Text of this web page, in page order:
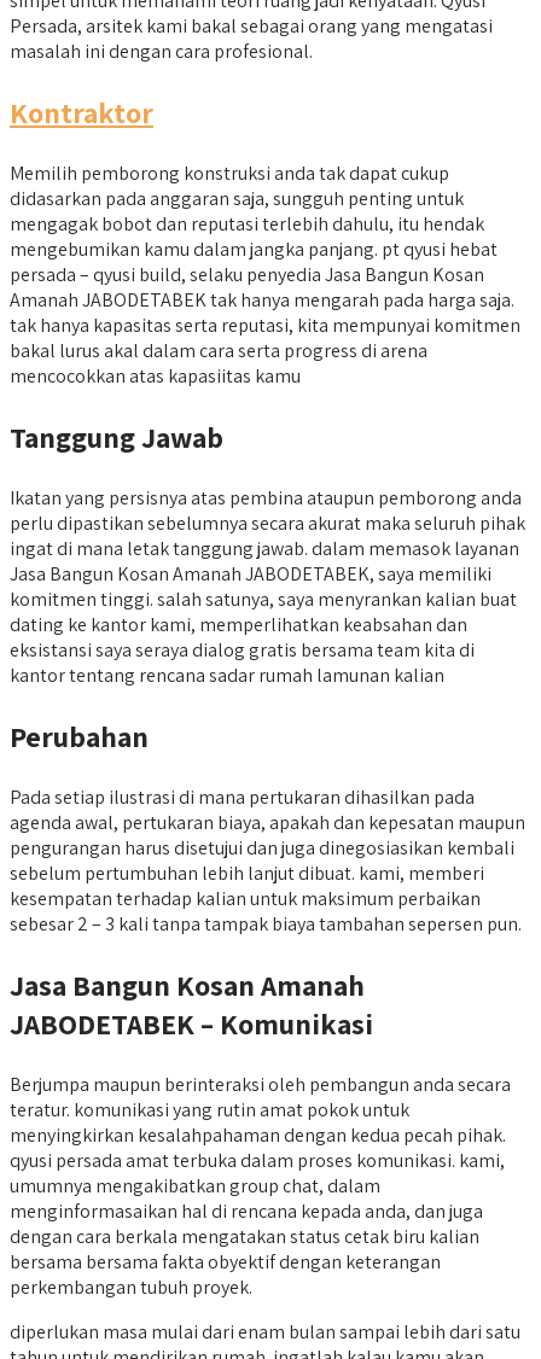
Persada, arsitek kami bakal sebagai orang yang mengatasi
masalah ini dengan cara profesional.
Kontraktor
Memilih pemborong konstruksi anda tak dapat cukup
didasarkan pada anggaran saja, sungguh penting untuk
mengagak bobot dan reputasi terlebih dahulu, itu hendak
mengebumikan kamu dalam jangka panjang. pt qyusi hebat
persada – qyusi build, selaku penyedia Jasa Bangun Kosan
Amanah JABODETABEK tak hanya mengarah pada harga saja.
tak hanya kapasitas serta reputasi, kita mempunyai komitmen
bakal lurus akal dalam cara serta progress di arena
mencocokkan atas kapasiitas kamu
Tanggung Jawab
Ikatan yang persisnya atas pembina ataupun pemborong anda
perlu dipastikan sebelumnya secara akurat maka seluruh pihak
ingat di mana letak tanggung jawab. dalam memasok layanan
Jasa Bangun Kosan Amanah JABODETABEK, saya memiliki
komitmen tinggi. salah satunya, saya menyrankan kalian buat
dating ke kantor kami, memperlihatkan keabsahan dan
eksistansi saya seraya dialog gratis bersama team kita di
kantor tentang rencana sadar rumah lamunan kalian
Perubahan
Pada setiap ilustrasi di mana pertukaran dihasilkan pada
agenda awal, pertukaran biaya, apakah dan kepesatan maupun
pengurangan harus disetujui dan juga dinegosiasikan kembali
sebelum pertumbuhan lebih lanjut dibuat. kami, memberi
kesempatan terhadap kalian untuk maksimum perbaikan
sebesar 2 – 3 kali tanpa tampak biaya tambahan sepersen pun.
Jasa Bangun Kosan Amanah
JABODETABEK – Komunikasi
Berjumpa maupun berinteraksi oleh pembangun anda secara
teratur. komunikasi yang rutin amat pokok untuk
menyingkirkan kesalahpahaman dengan kedua pecah pihak.
qyusi persada amat terbuka dalam proses komunikasi. kami,
umumnya mengakibatkan group chat, dalam
menginformasaikan hal di rencana kepada anda, dan juga
dengan cara berkala mengatakan status cetak biru kalian
bersama bersama fakta obyektif dengan keterangan
perkembangan tubuh proyek.
diperlukan masa mulai dari enam bulan sampai lebih dari satu